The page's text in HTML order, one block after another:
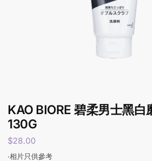
KAO BIORE 碧柔男士黑白
130G
$28.00
‧相片只供參考